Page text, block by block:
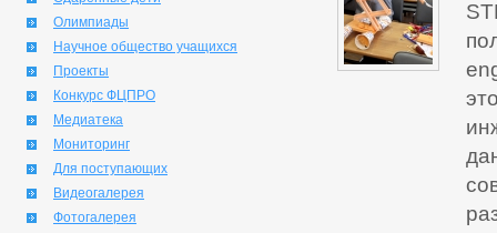
Олимпиады
Научное общество учащихся
Проекты
Конкурс ФЦПРО
Медиатека
Мониторинг
Для поступающих
Видеогалерея
Фотогалерея